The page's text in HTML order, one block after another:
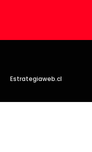
Estrategiaweb.cl